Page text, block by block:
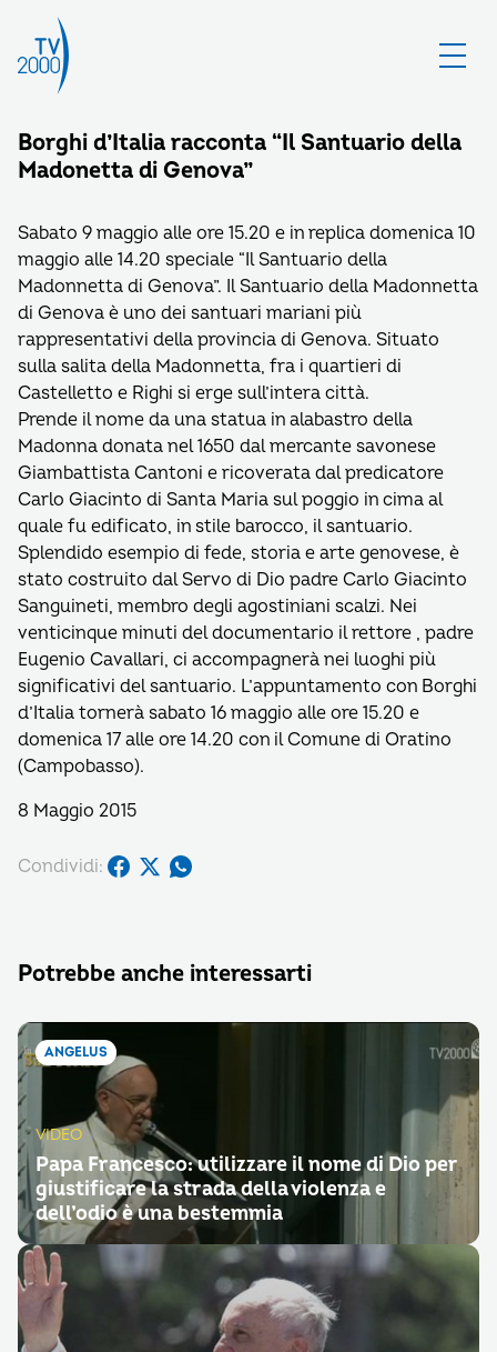
Borghi d’Italia racconta “Il Santuario della
Madonetta di Genova”
Sabato 9 maggio alle ore 15.20 e in replica domenica 10
maggio alle 14.20 speciale “Il Santuario della
Madonnetta di Genova”. Il Santuario della Madonnetta
di Genova è uno dei santuari mariani più
rappresentativi della provincia di Genova. Situato
sulla salita della Madonnetta, fra i quartieri di
Castelletto e Righi si erge sull’intera città.
Prende il nome da una statua in alabastro della
Madonna donata nel 1650 dal mercante savonese
Giambattista Cantoni e ricoverata dal predicatore
Carlo Giacinto di Santa Maria sul poggio in cima al
quale fu edificato, in stile barocco, il santuario.
Splendido esempio di fede, storia e arte genovese, è
stato costruito dal Servo di Dio padre Carlo Giacinto
Sanguineti, membro degli agostiniani scalzi. Nei
venticinque minuti del documentario il rettore , padre
Eugenio Cavallari, ci accompagnerà nei luoghi più
significativi del santuario. L’appuntamento con Borghi
d’Italia tornerà sabato 16 maggio alle ore 15.20 e
domenica 17 alle ore 14.20 con il Comune di Oratino
(Campobasso).
8 Maggio 2015
Condividi:
Potrebbe anche interessarti
ANGELUS
VIDEO
Papa Francesco: utilizzare il nome di Dio per
giustificare la strada della violenza e
dell’odio è una bestemmia